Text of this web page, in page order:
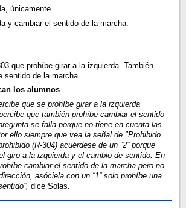
únicamente.
y cambiar el sentido de la marcha.
que prohíbe girar a la izquierda. También
sentido de la marcha.
los alumnos
que se prohíbe girar a la izquierda
que también prohíbe cambiar el sentido
se falla porque no tiene en cuenta las
ello siempre que vea la señal de "Prohibido
(R-304) acuérdese de un “2” porque
giro a la izquierda y el cambio de sentido. En
cambiar el sentido de la marcha pero no
asóciela con un “1” solo prohíbe una
dice Solas